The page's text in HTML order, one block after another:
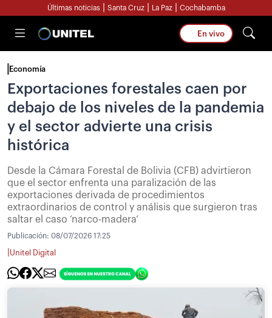
Últimas noticias Santa Cruz La Paz Cochabamba
En vivo
Economía
Exportaciones forestales caen por
debajo de los niveles de la pandemia
y el sector advierte una crisis
histórica
Desde la Cámara Forestal de Bolivia (CFB) advirtieron
que el sector enfrenta una paralización de las
exportaciones derivada de procedimientos
extraordinarios de control y análisis que surgieron tras
saltar el caso ‘narco-madera’
Publicación: 08/07/2026 17:25
Unitel Digital